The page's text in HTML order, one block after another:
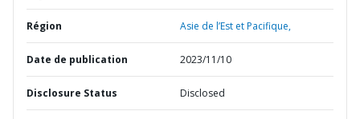
Région Asie de l’Est et Pacifique,
Date de publication 2023/11/10
Disclosure Status Disclosed